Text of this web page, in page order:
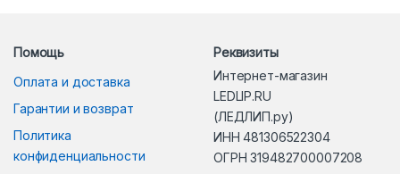
Помощь
Оплата и доставка
Гарантии и возврат
Политика
конфиденциальности
Реквизиты
Интернет-магазин
LEDLIP.RU
(ЛЕДЛИП.ру)
ИНН 481306522304
ОГРН 319482700007208